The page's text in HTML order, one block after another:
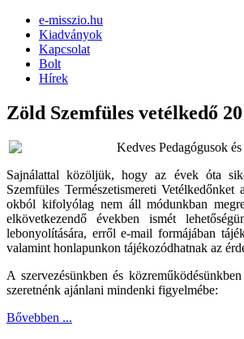
e-misszio.hu
Kiadványok
Kapcsolat
Bolt
Hírek
Zöld Szemfüles vetélkedő
Kedves Pedagógusok
Sajnálattal közöljük, hogy az évek óta
Szemfüles Természetismereti Vetélkedőnket
okból kifolyólag nem áll módunkban
elkövetkezendő években ismét
lebonyolítására, erről e-mail formájában
valamint honlapunkon tájékozódhatnak az
A szervezésünkben és
szeretnénk ajánlani mindenki figyelmébe:
Bővebben ...